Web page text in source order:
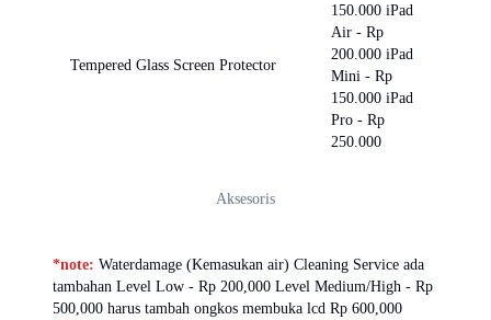
Aksesoris
Tempered Glass Screen Protector
150.000 iPad
Air - Rp
200.000 iPad
Mini - Rp
150.000 iPad
Pro - Rp
250.000
*note: Waterdamage (Kemasukan air) Cleaning Service ada
tambahan Level Low - Rp 200,000 Level Medium/High - Rp
500,000 harus tambah ongkos membuka lcd Rp 600,000